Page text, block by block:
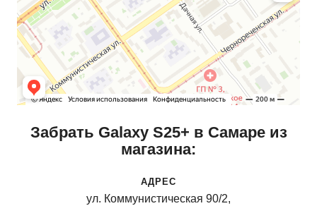
Забрать Galaxy S25+ в Самаре из
магазина:
АДРЕС
ул. Коммунистическая 90/2,